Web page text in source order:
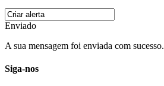
Enviado
A sua mensagem foi enviada com sucesso.
Siga-nos